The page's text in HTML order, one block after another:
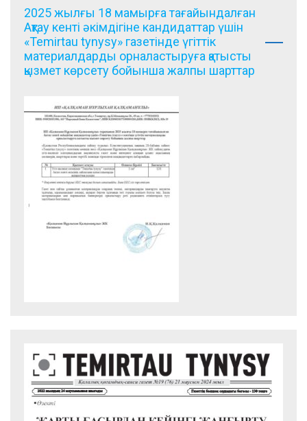
2025 жылғы 18 мамырға тағайындалған
Ақтау кенті әкімдігіне кандидаттар үшін
«Temirtau tynysy» газетінде үгіттік
материалдарды орналастыруға қатысты
қызмет көрсету бойынша жалпы шарттар